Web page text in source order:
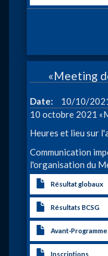
«Meeting
Date 10/10/
10 octobre 2021
Heures et lieu sur
Communication
l'organisation du
Résultat globaux
Résultats BCSG
Avant-Programme
Inscriptions